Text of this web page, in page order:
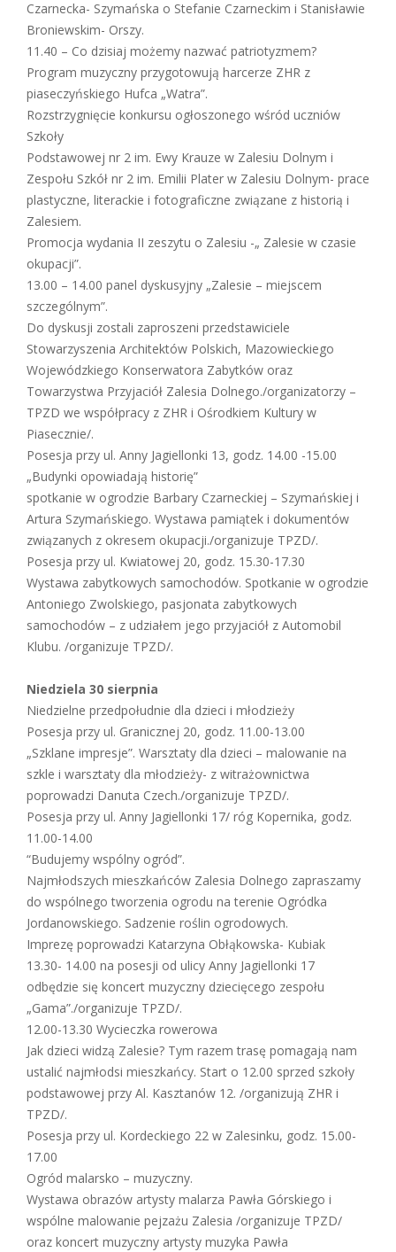
Czarnecka- Szymańska o Stefanie Czarneckim i Stanisławie
Broniewskim- Orszy.
11.40 – Co dzisiaj możemy nazwać patriotyzmem?
Program muzyczny przygotowują harcerze ZHR z
piaseczyńskiego Hufca „Watra”.
Rozstrzygnięcie konkursu ogłoszonego wśród uczniów
Szkoły
Podstawowej nr 2 im. Ewy Krauze w Zalesiu Dolnym i
Zespołu Szkół nr 2 im. Emilii Plater w Zalesiu Dolnym- prace
plastyczne, literackie i fotograficzne związane z historią i
Zalesiem.
Promocja wydania II zeszytu o Zalesiu -„ Zalesie w czasie
okupacji”.
13.00 – 14.00 panel dyskusyjny „Zalesie – miejscem
szczególnym”.
Do dyskusji zostali zaproszeni przedstawiciele
Stowarzyszenia Architektów Polskich, Mazowieckiego
Wojewódzkiego Konserwatora Zabytków oraz
Towarzystwa Przyjaciół Zalesia Dolnego./organizatorzy –
TPZD we współpracy z ZHR i Ośrodkiem Kultury w
Piasecznie/.
Posesja przy ul. Anny Jagiellonki 13, godz. 14.00 -15.00
„Budynki opowiadają historię”
spotkanie w ogrodzie Barbary Czarneckiej – Szymańskiej i
Artura Szymańskiego. Wystawa pamiątek i dokumentów
związanych z okresem okupacji./organizuje TPZD/.
Posesja przy ul. Kwiatowej 20, godz. 15.30-17.30
Wystawa zabytkowych samochodów. Spotkanie w ogrodzie
Antoniego Zwolskiego, pasjonata zabytkowych
samochodów – z udziałem jego przyjaciół z Automobil
Klubu. /organizuje TPZD/.
Niedziela 30 sierpnia
Niedzielne przedpołudnie dla dzieci i młodzieży
Posesja przy ul. Granicznej 20, godz. 11.00-13.00
„Szklane impresje”. Warsztaty dla dzieci – malowanie na
szkle i warsztaty dla młodzieży- z witrażownictwa
poprowadzi Danuta Czech./organizuje TPZD/.
Posesja przy ul. Anny Jagiellonki 17/ róg Kopernika, godz.
11.00-14.00
“Budujemy wspólny ogród”.
Najmłodszych mieszkańców Zalesia Dolnego zapraszamy
do wspólnego tworzenia ogrodu na terenie Ogródka
Jordanowskiego. Sadzenie roślin ogrodowych.
Imprezę poprowadzi Katarzyna Obłąkowska- Kubiak
13.30- 14.00 na posesji od ulicy Anny Jagiellonki 17
odbędzie się koncert muzyczny dziecięcego zespołu
„Gama”./organizuje TPZD/.
12.00-13.30 Wycieczka rowerowa
Jak dzieci widzą Zalesie? Tym razem trasę pomagają nam
ustalić najmłodsi mieszkańcy. Start o 12.00 sprzed szkoły
podstawowej przy Al. Kasztanów 12. /organizują ZHR i
TPZD/.
Posesja przy ul. Kordeckiego 22 w Zalesinku, godz. 15.00-
17.00
Ogród malarsko – muzyczny.
Wystawa obrazów artysty malarza Pawła Górskiego i
wspólne malowanie pejzażu Zalesia /organizuje TPZD/
oraz koncert muzyczny artysty muzyka Pawła